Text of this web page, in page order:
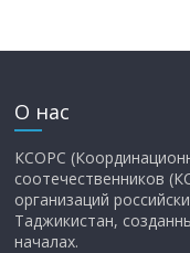
О нас
КСОРС
соотечественников
организаций
Таджикистан,
началах.